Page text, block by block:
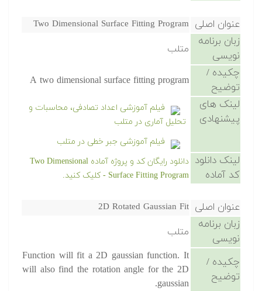
عنوان اصلی Two Dimensional Surface Fitting Program
زبان برنامه
نویسی
متلب
چکیده /
توضیح
A two dimensional surface fitting program
لینک های
پیشنهادی
فیلم آموزشی اعداد تصادفی، محاسبات و
تحلیل آماری در متلب
فیلم آموزشی جبر خطی در متلب
لینک دانلود
کد آماده
دانلود رایگان کد و پروژه آماده Two Dimensional
Surface Fitting Program - کلیک کنید.
عنوان اصلی 2D Rotated Gaussian Fit
زبان برنامه
نویسی
متلب
چکیده /
توضیح
Function will fit a 2D gaussian function. It
will also find the rotation angle for the 2D
gaussian.